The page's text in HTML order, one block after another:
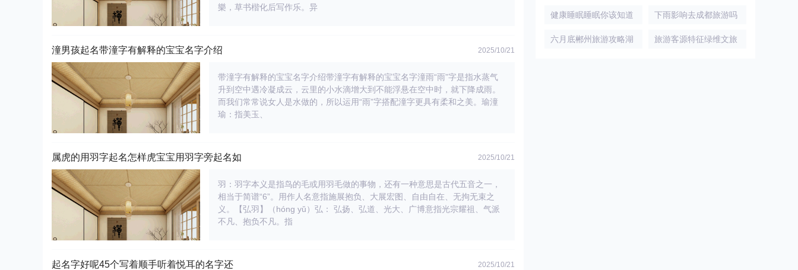
樂，草书楷化后写作乐。异
潼男孩起名带潼字有解释的宝宝名字介绍 2025/10/21
带潼字有解释的宝宝名字介绍带潼字有解释的宝宝名字潼雨“雨”字是指水蒸气
升到空中遇冷凝成云，云里的小水滴增大到不能浮悬在空中时，就下降成雨。
而我们常常说女人是水做的，所以运用“雨”字搭配潼字更具有柔和之美。瑜潼
瑜：指美玉、
属虎的用羽字起名怎样虎宝宝用羽字旁起名如 2025/10/21
羽：羽字本义是指鸟的毛或用羽毛做的事物，还有一种意思是古代五音之一，
相当于简谱“6”。用作人名意指施展抱负、大展宏图、自由自在、无拘无束之
义。【弘羽】（hóng yǔ）弘： 弘扬、弘道、光大、广博意指光宗耀祖、气派
不凡、抱负不凡。指
起名字好呢45个写着顺手听着悦耳的名字还 2025/10/21
的南翔古镇你去过
个月起宜昌旅游年卡有
健康睡眠睡眠你该知道
的十件事
下雨影响去成都旅游吗
注意今日四川多地有大
六月底郴州旅游攻略湖
旅游客源特征绿维文旅